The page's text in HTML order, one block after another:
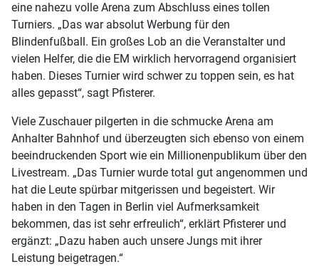
eine nahezu volle Arena zum Abschluss eines tollen
Turniers. „Das war absolut Werbung für den
Blindenfußball. Ein großes Lob an die Veranstalter und
vielen Helfer, die die EM wirklich hervorragend organisiert
haben. Dieses Turnier wird schwer zu toppen sein, es hat
alles gepasst“, sagt Pfisterer.
Viele Zuschauer pilgerten in die schmucke Arena am
Anhalter Bahnhof und überzeugten sich ebenso von einem
beeindruckenden Sport wie ein Millionenpublikum über den
Livestream. „Das Turnier wurde total gut angenommen und
hat die Leute spürbar mitgerissen und begeistert. Wir
haben in den Tagen in Berlin viel Aufmerksamkeit
bekommen, das ist sehr erfreulich“, erklärt Pfisterer und
ergänzt: „Dazu haben auch unsere Jungs mit ihrer
Leistung beigetragen.“